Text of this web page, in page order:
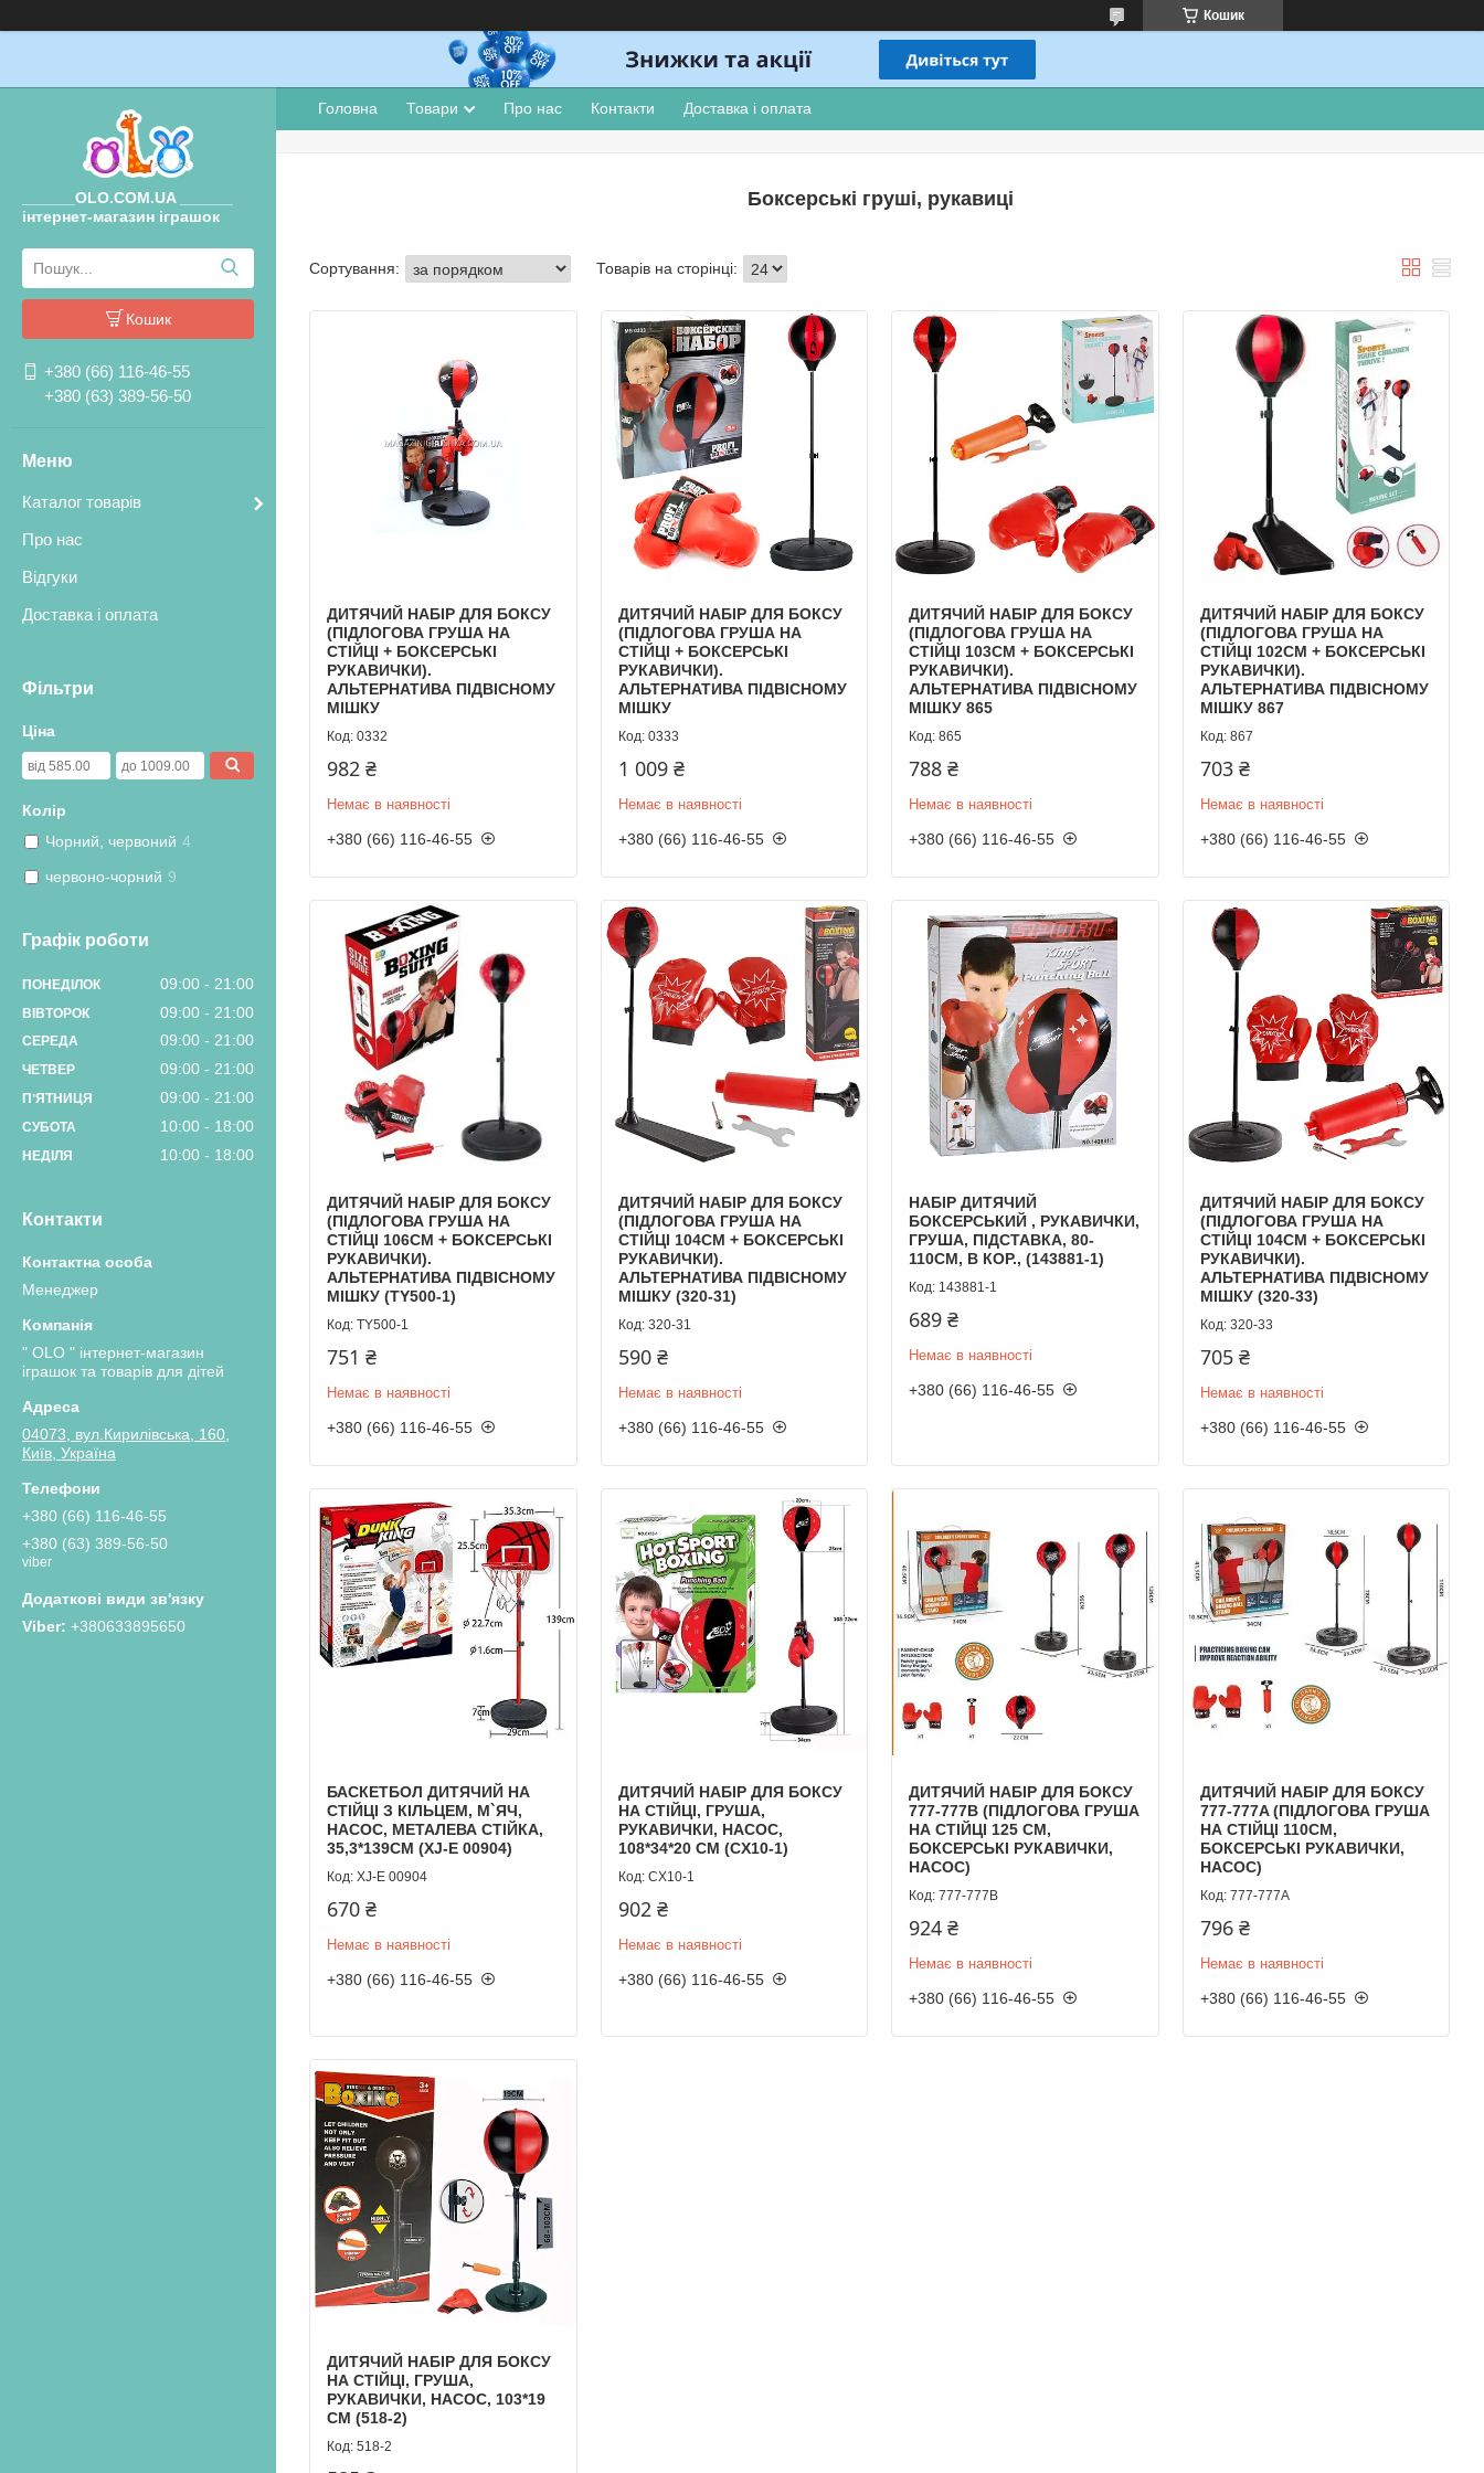
Кошик
______OLO.COM.UA ______
інтернет-магазин іграшок
Кошик
+380 (66) 116-46-55
+380 (63) 389-56-50
Каталог товарів
Про нас
Відгуки
Доставка і оплата
Фільтри
Ціна
Колір
Чорний, червоний 4
червоно-чорний 9
Графік роботи
ПОНЕДІЛОК 09:00 21:00
ВІВТОРОК 09:00 21:00
СЕРЕДА 09:00 21:00
ЧЕТВЕР 09:00 21:00
ПʼЯТНИЦЯ 09:00 21:00
СУБОТА 10:00 18:00
НЕДІЛЯ 10:00 18:00
Контакти
Менеджер
" OLO " інтернет-магазин
іграшок та товарів для дітей
04073, вул.Кирилівська, 160,
Київ, Україна
+380 (66) 116-46-55
+380 (63) 389-56-50
viber
+380633895650
Головна Товари Про нас Контакти Доставка і оплата
Боксерські груші, рукавиці
ДИТЯЧИЙ НАБІР ДЛЯ БОКСУ
(ПІДЛОГОВА ГРУША НА
СТІЙЦІ + БОКСЕРСЬКІ
РУКАВИЧКИ).
АЛЬТЕРНАТИВА ПІДВІСНОМУ
МІШКУ
0332
982 ₴
Немає в наявності
+380 (66) 116-46-55
ДИТЯЧИЙ НАБІР ДЛЯ БОКСУ
(ПІДЛОГОВА ГРУША НА
СТІЙЦІ + БОКСЕРСЬКІ
РУКАВИЧКИ).
АЛЬТЕРНАТИВА ПІДВІСНОМУ
МІШКУ
0333
1 009 ₴
Немає в наявності
+380 (66) 116-46-55
ДИТЯЧИЙ НАБІР ДЛЯ БОКСУ
(ПІДЛОГОВА ГРУША НА
СТІЙЦІ 103СМ + БОКСЕРСЬКІ
РУКАВИЧКИ).
АЛЬТЕРНАТИВА ПІДВІСНОМУ
МІШКУ 865
865
788 ₴
Немає в наявності
+380 (66) 116-46-55
ДИТЯЧИЙ НАБІР ДЛЯ БОКСУ
(ПІДЛОГОВА ГРУША НА
СТІЙЦІ 102СМ + БОКСЕРСЬКІ
РУКАВИЧКИ).
АЛЬТЕРНАТИВА ПІДВІСНОМУ
МІШКУ 867
867
703 ₴
Немає в наявності
+380 (66) 116-46-55
ДИТЯЧИЙ НАБІР ДЛЯ БОКСУ
(ПІДЛОГОВА ГРУША НА
СТІЙЦІ 106CМ + БОКСЕРСЬКІ
РУКАВИЧКИ).
АЛЬТЕРНАТИВА ПІДВІСНОМУ
МІШКУ (TY500-1)
TY500-1
751 ₴
Немає в наявності
+380 (66) 116-46-55
ДИТЯЧИЙ НАБІР ДЛЯ БОКСУ
(ПІДЛОГОВА ГРУША НА
СТІЙЦІ 104СМ + БОКСЕРСЬКІ
РУКАВИЧКИ).
АЛЬТЕРНАТИВА ПІДВІСНОМУ
МІШКУ (320-31)
320-31
590 ₴
Немає в наявності
+380 (66) 116-46-55
НАБІР ДИТЯЧИЙ
БОКСЕРСЬКИЙ , РУКАВИЧКИ,
ГРУША, ПІДСТАВКА, 80-
110СМ, В КОР., (143881-1)
143881-1
689 ₴
Немає в наявності
+380 (66) 116-46-55
ДИТЯЧИЙ НАБІР ДЛЯ БОКСУ
(ПІДЛОГОВА ГРУША НА
СТІЙЦІ 104СМ + БОКСЕРСЬКІ
РУКАВИЧКИ).
АЛЬТЕРНАТИВА ПІДВІСНОМУ
МІШКУ (320-33)
320-33
705 ₴
Немає в наявності
+380 (66) 116-46-55
БАСКЕТБОЛ ДИТЯЧИЙ НА
СТІЙЦІ З КІЛЬЦЕМ, М`ЯЧ,
НАСОС, МЕТАЛЕВА СТІЙКА,
35,3*139СМ (XJ-E 00904)
XJ-E 00904
670 ₴
Немає в наявності
+380 (66) 116-46-55
ДИТЯЧИЙ НАБІР ДЛЯ БОКСУ
НА СТІЙЦІ, ГРУША,
РУКАВИЧКИ, НАСОС,
108*34*20 СМ (CX10-1)
CX10-1
902 ₴
Немає в наявності
+380 (66) 116-46-55
ДИТЯЧИЙ НАБІР ДЛЯ БОКСУ
777-777B (ПІДЛОГОВА ГРУША
НА СТІЙЦІ 125 СМ,
БОКСЕРСЬКІ РУКАВИЧКИ,
НАСОС)
777-777B
924 ₴
Немає в наявності
+380 (66) 116-46-55
ДИТЯЧИЙ НАБІР ДЛЯ БОКСУ
777-777A (ПІДЛОГОВА ГРУША
НА СТІЙЦІ 110СМ,
БОКСЕРСЬКІ РУКАВИЧКИ,
НАСОС)
777-777A
796 ₴
Немає в наявності
+380 (66) 116-46-55
ДИТЯЧИЙ НАБІР ДЛЯ БОКСУ
НА СТІЙЦІ, ГРУША,
РУКАВИЧКИ, НАСОС, 103*19
СМ (518-2)
518-2